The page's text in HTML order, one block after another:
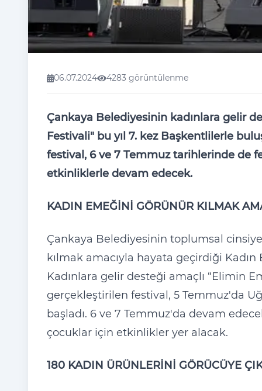
06.07.2024 4283 görüntülenme
Çankaya Belediyesinin kadınlara gelir
Festivali" bu yıl 7. kez Başkentlilerle
festival, 6 ve 7 Temmuz tarihlerinde de
etkinliklerle devam edecek.
KADIN EMEĞİNİ GÖRÜNÜR KILMAK
Çankaya Belediyesinin toplumsal
kılmak amacıyla hayata geçirdiği
Kadınlara gelir desteği amaçlı “Elimin
gerçekleştirilen festival, 5 Temmuz'da
başladı. 6 ve 7 Temmuz'da devam
çocuklar için etkinlikler yer alacak.
180 KADIN ÜRÜNLERİNİ GÖRÜCÜYE